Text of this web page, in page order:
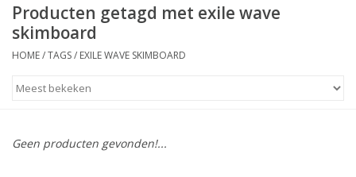
Wetsuits
Gloves, Caps & Boots
Surfgear
Producten getagd met exile wave
skimboard
HOME/TAGS/ EXILE WAVE SKIMBOARD
Geen producten gevonden!...